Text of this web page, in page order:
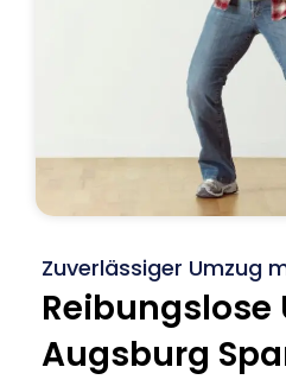
Zuverlässiger Umzug
Reibungslose
Augsburg